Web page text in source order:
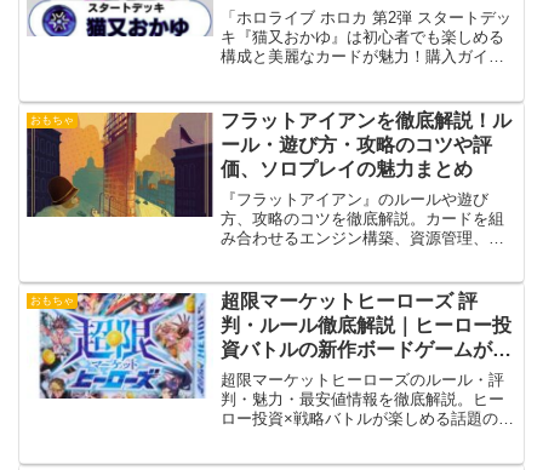
「ホロライブ ホロカ 第2弾 スタートデッ
キ『猫又おかゆ』は初心者でも楽しめる
構成と美麗なカードが魅力！購入ガイド
おもちゃ
フラットアイアンを徹底解説！ル
ール・遊び方・攻略のコツや評
価、ソロプレイの魅力まとめ
『フラットアイアン』のルールや遊び
方、攻略のコツを徹底解説。カードを組
み合わせるエンジン構築、資源管理、立
やすく紹介します。
おもちゃ
超限マーケットヒーローズ 評
判・ルール徹底解説｜ヒーロー投
資バトルの新作ボードゲームが面
白い
超限マーケットヒーローズのルール・評
判・魅力・最安値情報を徹底解説。ヒー
ロー投資×戦略バトルが楽しめる話題のボ